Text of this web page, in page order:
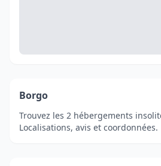
Borgo
Trouvez les 2 hébergements
Localisations, avis et coordonnées.